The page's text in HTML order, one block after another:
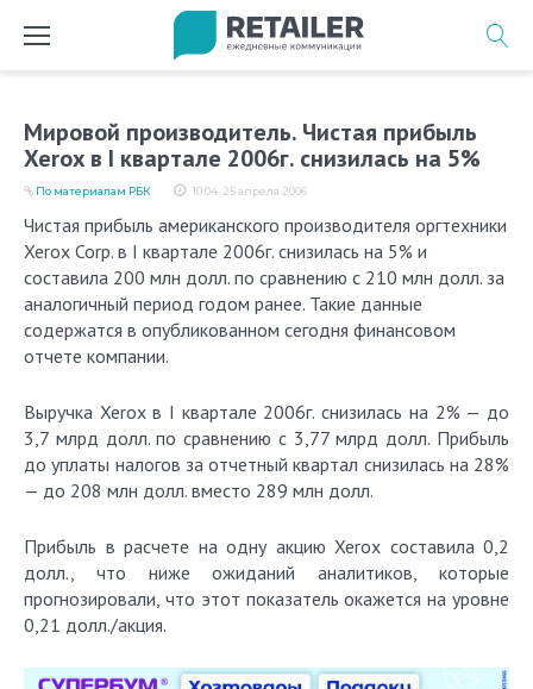
Мировой производитель. Чистая прибыль
Xerox в I квартале 2006г. снизилась на 5%
10:04, 25 апреля 2006
По материалам РБК
Чистая прибыль американского производителя оргтехники
Xerox Corp. в I квартале 2006г. снизилась на 5% и
составила 200 млн долл. по сравнению с 210 млн долл. за
аналогичный период годом ранее. Такие данные
содержатся в опубликованном сегодня финансовом
отчете компании.
Выручка Xerox в I квартале 2006г. снизилась на 2% — до
3,7 млрд долл. по сравнению с 3,77 млрд долл. Прибыль
до уплаты налогов за отчетный квартал снизилась на 28%
— до 208 млн долл. вместо 289 млн долл.
Прибыль в расчете на одну акцию Xerox составила 0,2
долл., что ниже ожиданий аналитиков, которые
прогнозировали, что этот показатель окажется на уровне
0,21 долл./акция.